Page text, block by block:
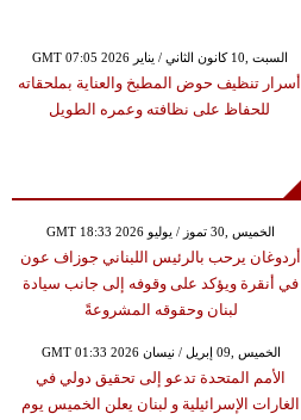
GMT 07:05 2026 السبت ,10 كانون الثاني / يناير
أسرار تنظيف حوض المطبخ والعناية بملحقاته
للحفاظ على نظافته وعمره الطويل
GMT 18:33 2026 الخميس ,30 تموز / يوليو
أردوغان يرحب بالرئيس اللبناني جوزاف عون
في أنقرة ويؤكد على وقوفه إلى جانب سيادة
لبنان وحقوقه المشروعةً
GMT 01:33 2026 الخميس ,09 إبريل / نيسان
الأمم المتحدة تدعو إلى تحقيق دولي في
الغارات الإسرائيلية و لبنان يعلن الخميس يوم